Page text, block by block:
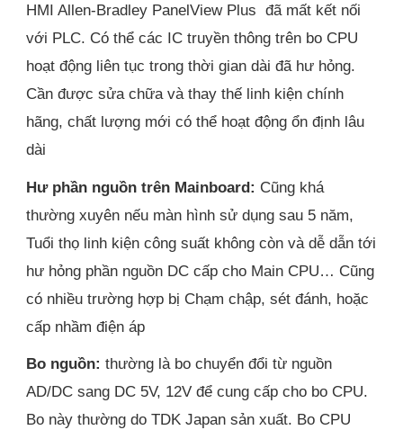
HMI Allen-Bradley PanelView Plus đã mất kết nối
với PLC. Có thể các IC truyền thông trên bo CPU
hoạt động liên tục trong thời gian dài đã hư hỏng.
Cần được sửa chữa và thay thế linh kiện chính
hãng, chất lượng mới có thể hoạt động ổn định lâu
dài
Hư phần nguồn trên Mainboard: Cũng khá
thường xuyên nếu màn hình sử dụng sau 5 năm,
Tuổi thọ linh kiện công suất không còn và dễ dẫn tới
hư hỏng phần nguồn DC cấp cho Main CPU… Cũng
có nhiều trường hợp bị Chạm chập, sét đánh, hoặc
cấp nhầm điện áp
Bo nguồn: thường là bo chuyển đổi từ nguồn
AD/DC sang DC 5V, 12V để cung cấp cho bo CPU.
Bo này thường do TDK Japan sản xuất. Bo CPU